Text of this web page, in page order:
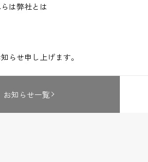
は弊社とは
らせ申し上げます。
お知らせ一覧